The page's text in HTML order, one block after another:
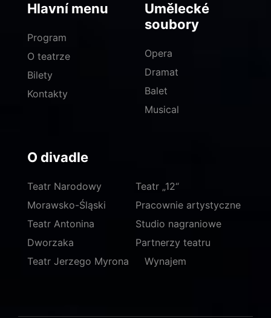
Hlavní menu
Program
O teatrze
Bilety
Kontakty
Umělecké
soubory
Opera
Dramat
Balet
Musical
O divadle
Teatr Narodowy
Morawsko-Śląski
Teatr Antonina
Dworzaka
Teatr Jerzego Myrona
Teatr „12“
Pracownie artystyczne
Studio nagraniowe
Partnerzy teatru
Wynajem